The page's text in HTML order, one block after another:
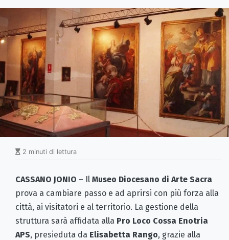
2 minuti di lettura
CASSANO JONIO – Il Museo Diocesano di Arte Sacra
prova a cambiare passo e ad aprirsi con più forza alla
città, ai visitatori e al territorio. La gestione della
struttura sarà affidata alla Pro Loco Cossa Enotria
APS, presieduta da Elisabetta Rango, grazie alla